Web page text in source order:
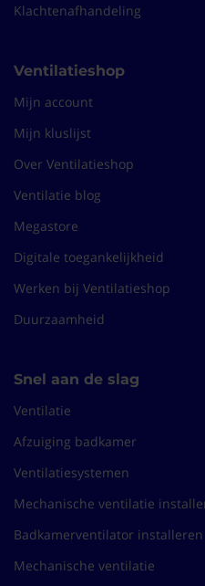
Klachtenafhandeling
Ventilatieshop
Mijn account
Mijn kluslijst
Over Ventilatieshop
Ventilatie blog
Megastore
Digitale toegankelijkheid
Werken bij Ventilatieshop
Duurzaamheid
Snel aan de slag
Ventilatie
Afzuiging badkamer
Ventilatiesystemen
Mechanische ventilatie
Badkamerventilator installeren
Mechanische ventilatie